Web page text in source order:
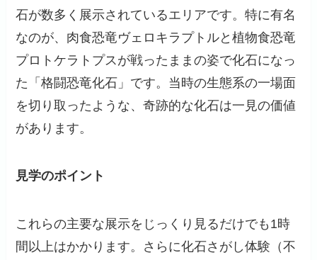
石が数多く展示されているエリアです。特に有名
なのが、肉食恐竜ヴェロキラプトルと植物食恐竜
プロトケラトプスが戦ったままの姿で化石になっ
た「格闘恐竜化石」です。当時の生態系の一場面
を切り取ったような、奇跡的な化石は一見の価値
があります。
見学のポイント
これらの主要な展示をじっくり見るだけでも1時
間以上はかかります。さらに化石さがし体験（不